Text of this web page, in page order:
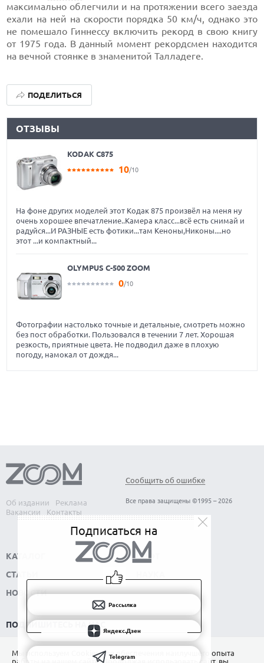
максимально облегчили и на протяжении всего заезда
ехали на ней на скорости порядка 50 км/ч, однако это
не помешало Гиннессу включить рекорд в свою книгу
от 1975 года. В данный момент рекордсмен находится
на вечной стоянке в знаменитой Талладеге.
ПОДЕЛИТЬСЯ
ОТЗЫВЫ
KODAK C875
10/10
На фоне других моделей этот Кодак 875 произвёл на меня ну
очень хорошее впечатление..Камера класс...всё есть снимай и
радуйся...И РАЗНЫЕ есть фотики...там Кеноны,Никоны....но
этот ...и компактный...
OLYMPUS C-500 ZOOM
0/10
Фотографии настолько точные и детальные, смотреть можно
без пост обработки. Пользовался в течении 7 лет. Хорошая
резкость, приятные цвета. Не подводил даже в плохую
погоду, намокал от дождя...
Об издании
Реклама
Вакансии
Контакты
Сообщить об ошибке
Все права защищены ©1995 – 2026
КАТАЛОГ
СТАТЬИ
НОВОСТИ
СОФТ
ПОДПИШИТЕСЬ НА НАС
РАССЫЛКА
Подписаться на
Рассылка
Яндекс.Дзен
Telegram
Мы используем Сookies для обеспечения наилучшего опыта
работы на нашем сайте. Продолжая использовать сайт, вы